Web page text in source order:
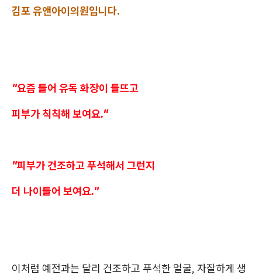
김포 유앤아이의원입니다.
"요즘 들어 유독 화장이 들뜨고
피부가 칙칙해 보여요."
"피부가 건조하고 푸석해서 그런지
더 나이들어 보여요."
이처럼 예전과는 달리 건조하고 푸석한 얼굴, 자잘하게 생